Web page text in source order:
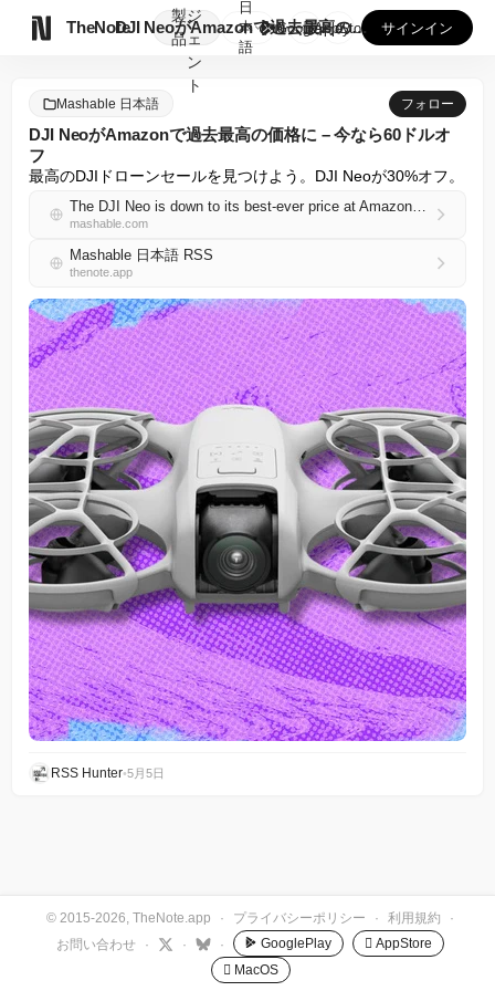
TheNote
製
品
ジ
ェ
ン
ト
DJI NeoがAmazonで過去最高の価格に – 今なら6...
日
本
語
GooglePlay
AppStore サインイン
Mashable 日本語 フォロー
DJI NeoがAmazonで過去最高の価格に – 今なら60ドルオ
フ
最高のDJIドローンセールを見つけよう。DJI Neoが30%オフ。
The DJI Neo is down to its best-ever price at Amazon — save $60 right now
mashable.com
Mashable 日本語 RSS
thenote.app
RSS Hunter•5月5日
© 2015-2026, TheNote.app · プライバシーポリシー · 利用規約
·
お問い合わせ
· · · GooglePlay
 AppStore
 MacOS